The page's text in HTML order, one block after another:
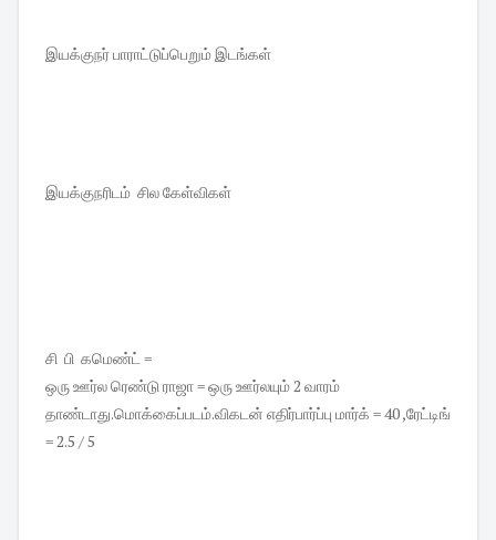
இயக்குநர் பாராட்டுப்பெறும் இடங்கள்
இயக்குநரிடம் சில கேள்விகள்
சி பி கமெண்ட் =
ஒரு ஊர்ல ரெண்டு ராஜா = ஒரு ஊர்லயும் 2 வாரம்
தாண்டாது.மொக்கைப்படம்.விகடன் எதிர்பார்ப்பு மார்க் = 40 ,ரேட்டிங்
= 2.5 / 5